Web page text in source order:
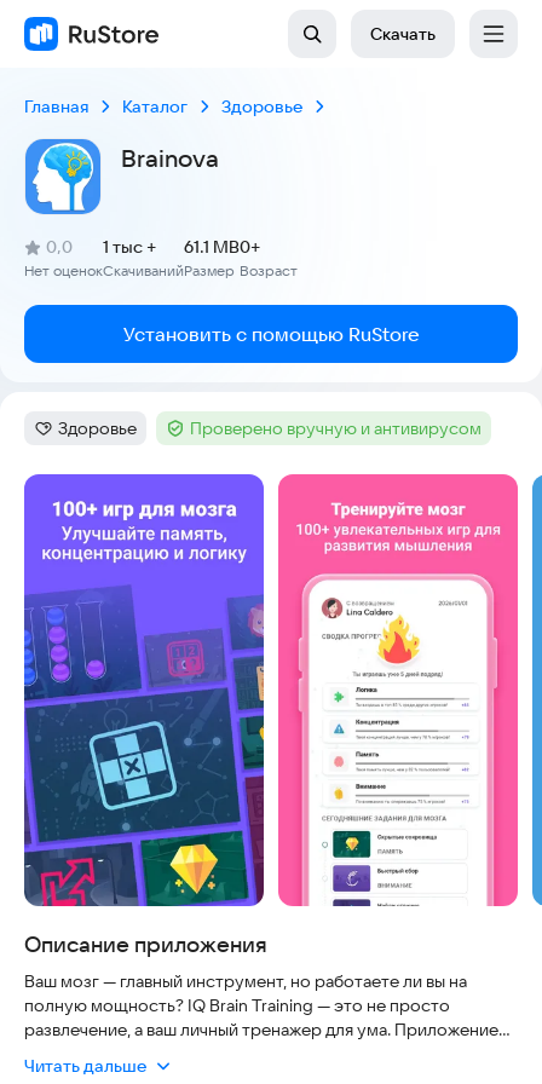
Скачать
Главная Каталог Здоровье
Brainova
Рейтинг:
0,0
(
Нет оценок
)
Скачиваний
1 тыс +
Размер
61.1 MB
Возраст
0+
Установить с помощью RuStore
Категория:
Здоровье Тег :Проверено вручную и антивирусом
Скриншоты
Описание приложения
Ваш мозг — главный инструмент, но работаете ли вы на
полную мощность? IQ Brain Training — это не просто
развлечение, а ваш личный тренажер для ума. Приложение
на любом смартфоне, включая старые версии Android. Оно
Читать дальше